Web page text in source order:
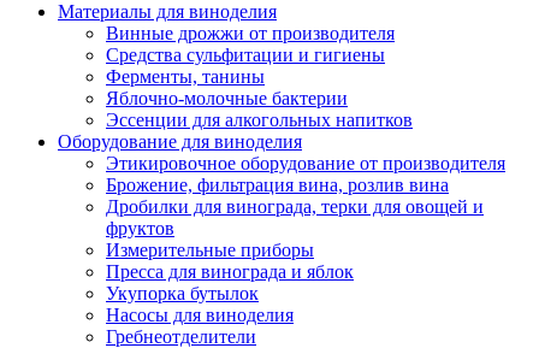
Материалы для виноделия
Винные дрожжи от производителя
Средства сульфитации и гигиены
Ферменты, танины
Яблочно-молочные бактерии
Эссенции для алкогольных напитков
Оборудование для виноделия
Этикировочное оборудование от производителя
Брожение, фильтрация вина, розлив вина
Дробилки для винограда, терки для овощей и
фруктов
Измерительные приборы
Пресса для винограда и яблок
Укупорка бутылок
Насосы для виноделия
Гребнеотделители